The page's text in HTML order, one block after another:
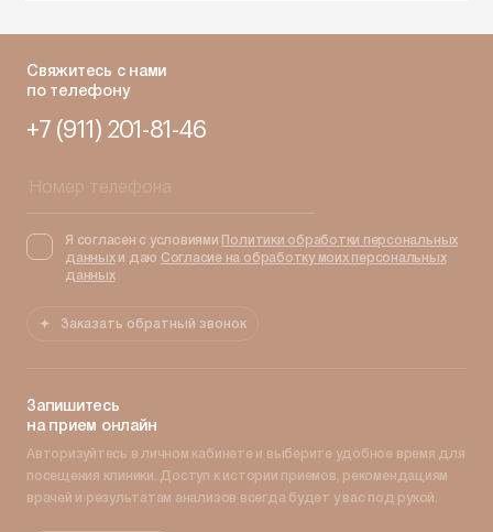
Свяжитесь с нами
по телефону
+7 (911) 201-81-46
Я согласен с условиями Политики обработки персональных
данныхи даю Согласие на обработку моих персональных
данных
Заказать обратный звонок
Запишитесь
на прием онлайн
Авторизуйтесь в личном кабинете и выберите удобное время для
посещения клиники. Доступ к истории приемов, рекомендациям
врачей и результатам анализов всегда будет у вас под рукой.